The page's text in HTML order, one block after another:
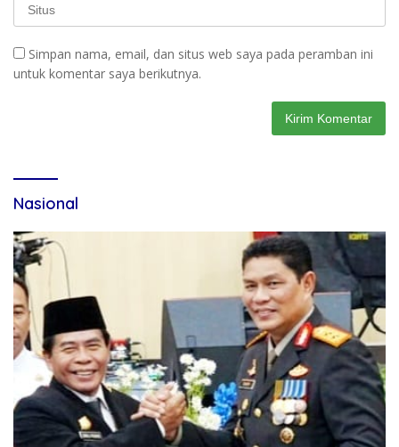
Simpan nama, email, dan situs web saya pada peramban ini
untuk komentar saya berikutnya.
Nasional